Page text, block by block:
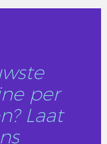
per
Laat